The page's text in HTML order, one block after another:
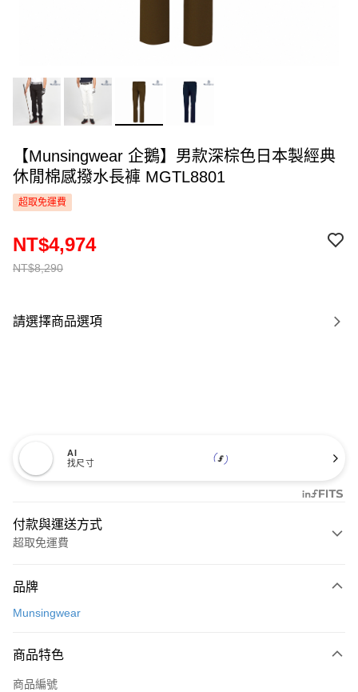
【Munsingwear 企鵝】男款深棕色日本製經典
休閒棉感撥水長褲 MGTL8801
超取免運費
NT$8,290
NT$4,974
請選擇商品選項
AI
找尺寸
付款與運送方式
超取免運費
信用卡一次付款
LINE Pay
Apple Pay
品牌
Munsingwear
商品特色
商品編號